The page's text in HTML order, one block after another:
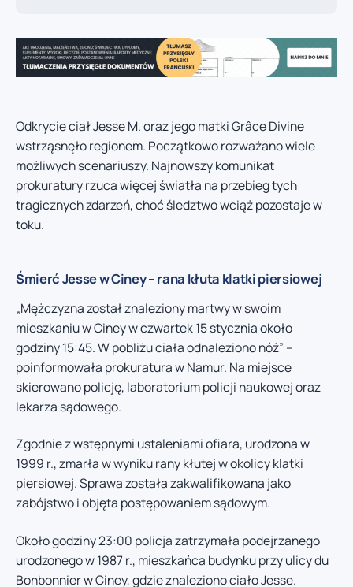
Odkrycie ciał Jesse M. oraz jego matki Grâce Divine
wstrząsnęło regionem. Początkowo rozważano wiele
możliwych scenariuszy. Najnowszy komunikat
prokuratury rzuca więcej światła na przebieg tych
tragicznych zdarzeń, choć śledztwo wciąż pozostaje w
toku.
Śmierć Jesse w Ciney – rana kłuta klatki piersiowej
„Mężczyzna został znaleziony martwy w swoim
mieszkaniu w Ciney w czwartek 15 stycznia około
godziny 15:45. W pobliżu ciała odnaleziono nóż” –
poinformowała prokuratura w Namur. Na miejsce
skierowano policję, laboratorium policji naukowej oraz
lekarza sądowego.
Zgodnie z wstępnymi ustaleniami ofiara, urodzona w
1999 r., zmarła w wyniku rany kłutej w okolicy klatki
piersiowej. Sprawa została zakwalifikowana jako
zabójstwo i objęta postępowaniem sądowym.
Około godziny 23:00 policja zatrzymała podejrzanego
urodzonego w 1987 r., mieszkańca budynku przy ulicy du
Bonbonnier w Ciney, gdzie znaleziono ciało Jesse.